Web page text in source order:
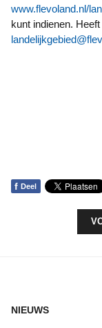
www.flevoland.nl/
kunt indienen.
f Deel
NIEUWS